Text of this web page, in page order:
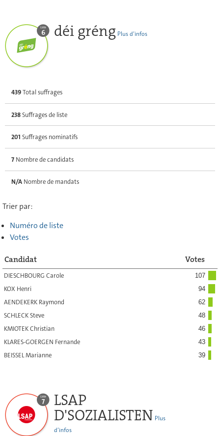
déi gréng Plus d’infos
439Total suffrages
238Suffrages de liste
201 Suffrages nominatifs
7Nombre de candidats
N/ANombre de mandats
Trier par:
Numéro de liste
Votes
Candidat Votes
DIESCHBOURG Carole 107
KOX Henri 94
AENDEKERK Raymond 62
SCHLECK Steve 48
KMIOTEK Christian 46
KLARES-GOERGEN Fernande 43
BEISSEL Marianne 39
LSAP
D'SOZIALISTEN Plus
d’infos